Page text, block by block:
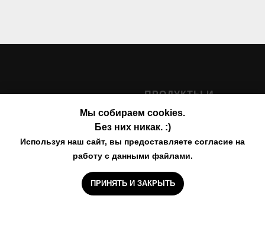
© ЗАРЕГИСТРИРОВАННЫЙ
ПРОДУКТЫ И
УСЛУГИ
Натуральные арома-
свечи
Экологичные арома-
диффузоры
Формовые свечи
Мы собираем cookies.
Без них никак. :)
Используя наш сайт, вы предоставляете согласие на
работу с данными файлами.
ПРИНЯТЬ И ЗАКРЫТЬ